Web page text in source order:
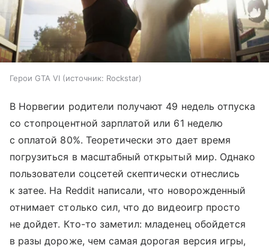
Герои GTA VI источник: Rockstar
В Норвегии родители получают 49 недель отпуска
со стопроцентной зарплатой или 61 неделю
с оплатой 80%. Теоретически это дает время
погрузиться в масштабный открытый мир. Однако
пользователи соцсетей скептически отнеслись
к затее. На Reddit написали, что новорожденный
отнимает столько сил, что до видеоигр просто
не дойдет. Кто-то заметил: младенец обойдется
в разы дороже, чем самая дорогая версия игры,